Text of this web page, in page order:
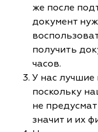
же после
документ
получить
часов.
У нас лучшие
поскольку
не
значит и их